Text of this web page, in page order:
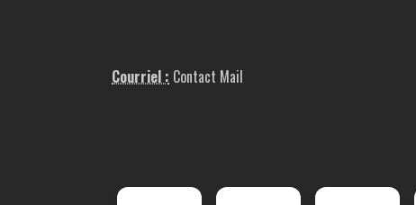
Courriel : Contact Mail